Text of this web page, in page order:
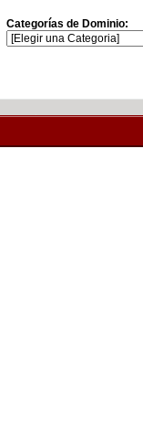
Categorías de Dominio: